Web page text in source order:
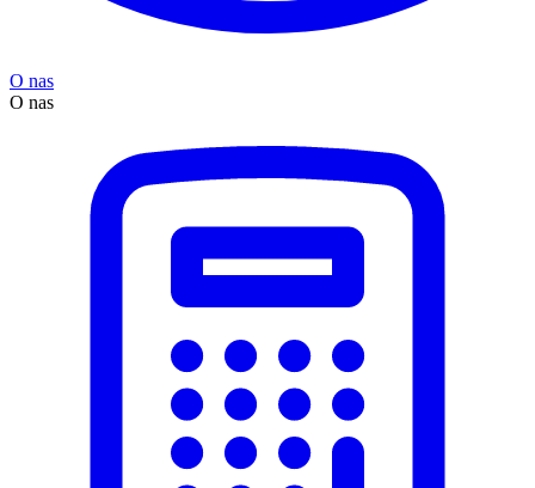
O nas
O nas